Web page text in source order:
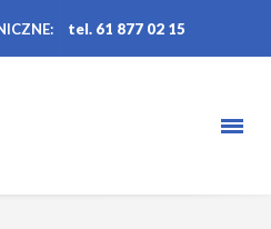
tel. 61 877 02 15